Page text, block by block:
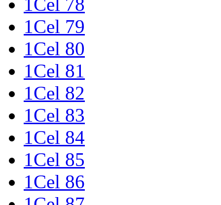
1Cel 79
1Cel 80
1Cel 81
1Cel 82
1Cel 83
1Cel 84
1Cel 85
1Cel 86